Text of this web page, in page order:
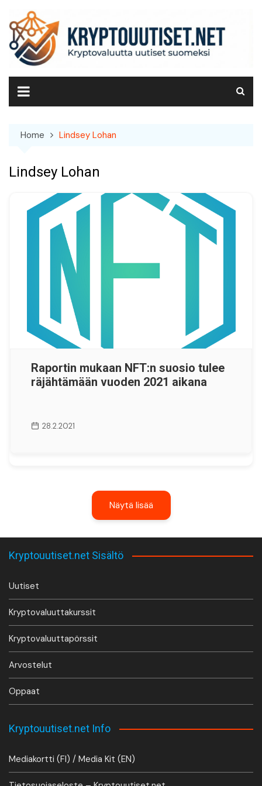
content
Home Lindsey Lohan
Lindsey Lohan
Raportin mukaan NFT:n suosio tulee
räjähtämään vuoden 2021 aikana
28.2.2021
Näytä lisää
Kryptouutiset.net Sisältö
Uutiset
Kryptovaluuttakurssit
Kryptovaluuttapörssit
Arvostelut
Oppaat
Kryptouutiset.net Info
Mediakortti (FI) / Media Kit (EN)